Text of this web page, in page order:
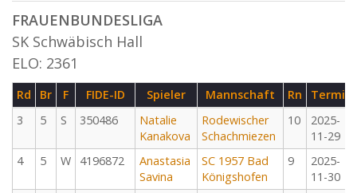
FRAUENBUNDESLIGA
SK Schwäbisch Hall
ELO: 2361
Rd Br F FIDE-ID Spieler Mannschaft Rn
Termin
3
5 S 350486
Natalie
Kanakova
Rodewischer
Schachmiezen
10
2025-
11-29
4
5 W 4196872
Anastasia
Savina
SC 1957 Bad
Königshofen
9
2025-
11-30